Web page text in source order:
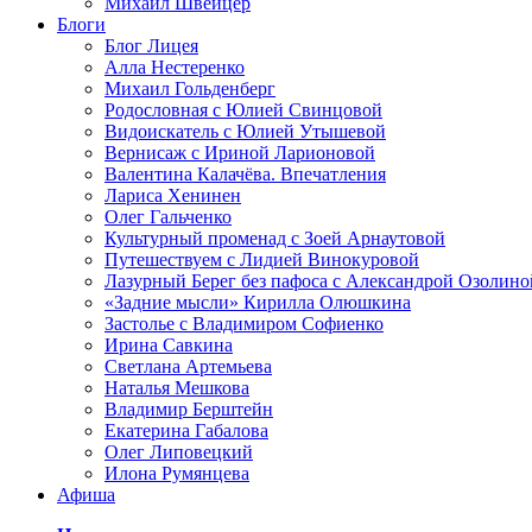
Блоги
Блог Лицея
Алла Нестеренко
Михаил Гольденберг
Родословная с Юлией Свинцовой
Видоискатель с Юлией Утышевой
Вернисаж с Ириной Ларионовой
Валентина Калачёва. Впечатления
Лариса Хенинен
Олег Гальченко
Культурный променад с Зоей Арнаутовой
Путешествуем с Лидией Винокуровой
Лазурный Берег без пафоса с Александрой
«Задние мысли» Кирилла Олюшкина
Застолье с Владимиром Софиенко
Ирина Савкина
Светлана Артемьева
Наталья Мешкова
Владимир Берштейн
Екатерина Габалова
Олег Липовецкий
Илона Румянцева
Афиша